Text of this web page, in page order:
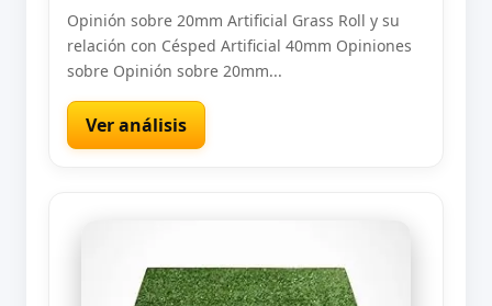
Opinión sobre 20mm Artificial Grass Roll y su
relación con Césped Artificial 40mm Opiniones
sobre Opinión sobre 20mm...
Ver análisis